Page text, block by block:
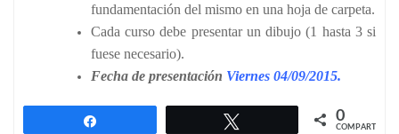
fundamentación del mismo en una hoja de carpeta.
Cada curso debe presentar un dibujo (1 hasta 3 si
fuese necesario).
Fecha de presentación Viernes 04/09/2015.
0
COMPARTIR